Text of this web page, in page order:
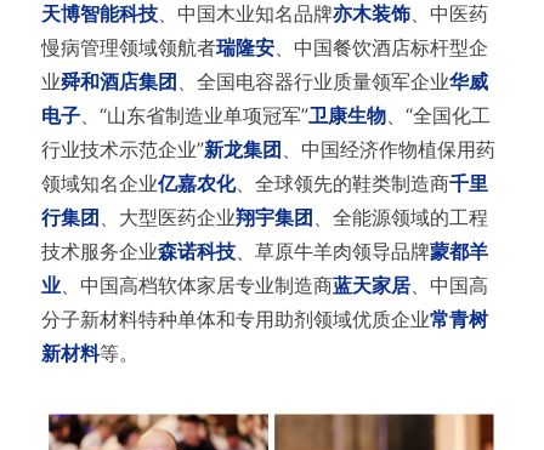
天博智能科技、中国木业知名品牌亦木装饰、中医药
慢病管理领域领航者瑞隆安、中国餐饮酒店标杆型企
业舜和酒店集团 、全国电容器行业质量领军企业华威
电子、“山东省制造业单项冠军”卫康生物、“全国化工
行业技术示范企业”新龙集团 、中国经济作物植保用药
领域知名企业亿嘉农化、全球领先的鞋类制造商千里
行集团 、大型医药企业翔宇集团 、全能源领域的工程
技术服务企业森诺科技、草原牛羊肉领导品牌蒙都羊
业、中国高档软体家居专业制造商蓝天家居、中国高
分子新材料特种单体和专用助剂领域优质企业常青树
新材料等。